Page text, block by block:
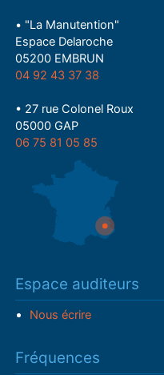
• "La Manutention"
Espace Delaroche
05200 EMBRUN
04 92 43 37 38
• 27 rue Colonel Roux
05000 GAP
06 75 81 05 85
Espace auditeurs
Nous écrire
Fréquences